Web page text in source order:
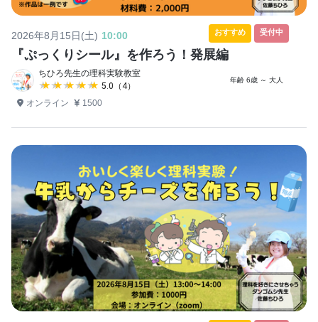
2026年8月15日(土) 10:00 おすすめ 受付中
『ぷっくりシール』を作ろう！発展編
ちひろ先生の理科実験教室
★★★★★
★★★★★ 5.0（4） 年齢 6歳 ～ 大人
オンライン 1500